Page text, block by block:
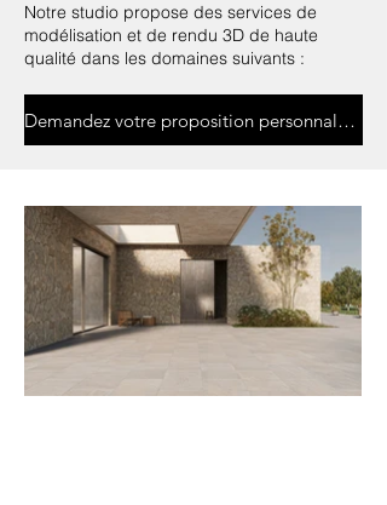
Notre studio propose des services de
modélisation et de rendu 3D de haute
qualité dans les domaines suivants :
Demandez votre proposition personnalisée